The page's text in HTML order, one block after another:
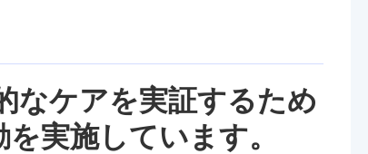
なケアを実証するため
実施しています。